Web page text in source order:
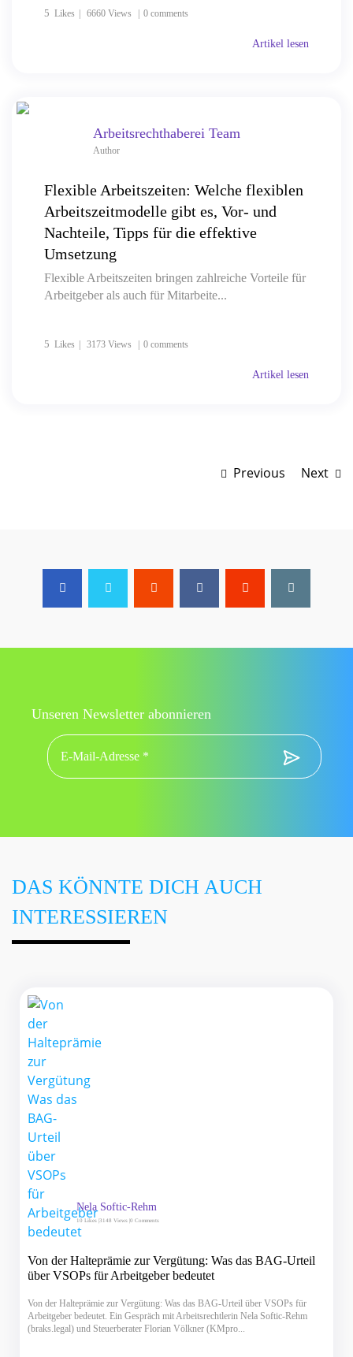
5 Likes 6660 Views 0 comments
Artikel lesen
Arbeitsrechthaberei Team
Author
Flexible Arbeitszeiten: Welche flexiblen
Arbeitszeitmodelle gibt es, Vor- und
Nachteile, Tipps für die effektive
Umsetzung
Flexible Arbeitszeiten bringen zahlreiche Vorteile für
Arbeitgeber als auch für Mitarbeite...
5 Likes 3173 Views 0 comments
Artikel lesen
Previous Next
Unseren Newsletter abonnieren
DAS KÖNNTE DICH AUCH
INTERESSIEREN
Nela Softic-Rehm
10 Likes |3148 Views |0 Comments
Von der Halteprämie zur Vergütung: Was das BAG-Urteil
über VSOPs für Arbeitgeber bedeutet
Von der Halteprämie zur Vergütung: Was das BAG-Urteil über VSOPs für
Arbeitgeber bedeutet. Ein Gespräch mit Arbeitsrechtlerin Nela Softic-Rehm
(braks.legal) und Steuerberater Florian Völkner (KMpro...